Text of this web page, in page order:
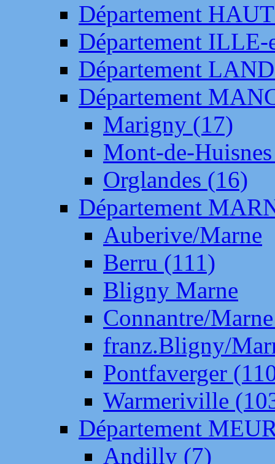
Département
Département
Département
Département
Marigny (17)
Mont-de-
Orglandes (16)
Département
Auberive/Marne
Berru (111)
Bligny Marne
Connantre/
franz.Bligny/
Pontfaverger
Warmeriville
Département
Andilly (7)